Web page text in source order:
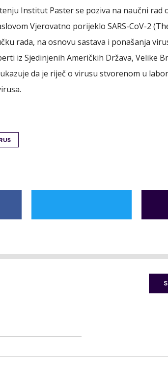
Institut Paster se poziva na naučni rad
Vjerovatno porijeklo SARS-CoV-2
rada, na osnovu sastava i ponašanja
iz Sjedinjenih Američkih Država, Velike
da je riječ o virusu stvorenom u